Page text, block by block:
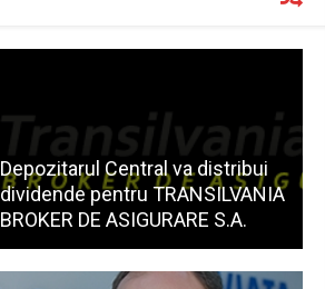
Depozitarul Central va distribui
dividende pentru TRANSILVANIA
BROKER DE ASIGURARE S.A.